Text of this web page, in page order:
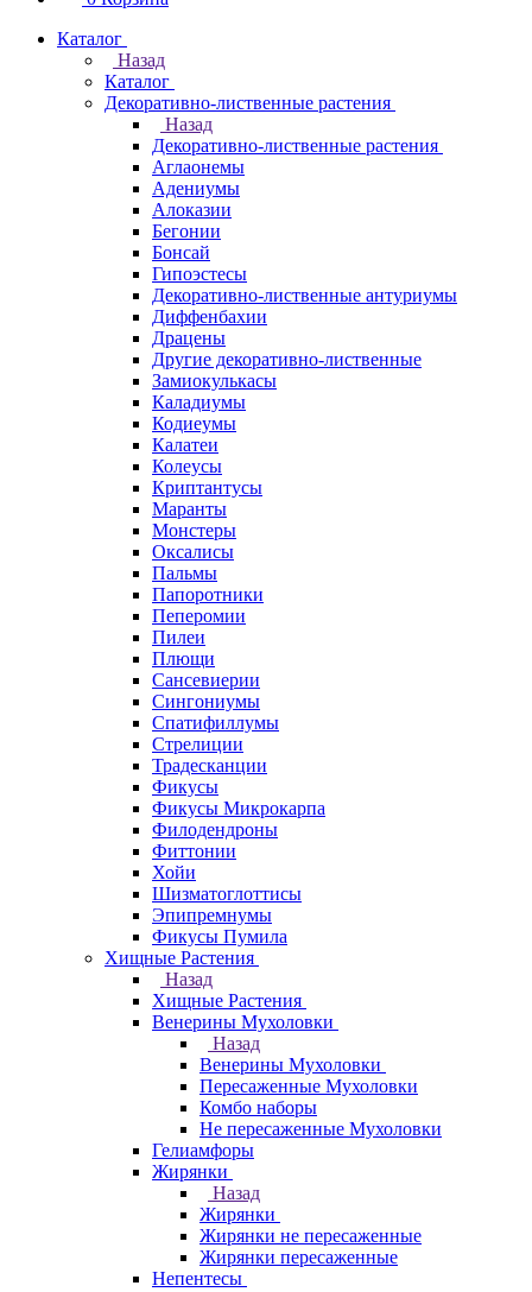
Каталог
Назад
Каталог
Декоративно-лиственные растения
Назад
Декоративно-лиственные растения
Аглаонемы
Адениумы
Алоказии
Бегонии
Бонсай
Гипоэстесы
Декоративно-лиственные антуриумы
Диффенбахии
Драцены
Другие декоративно-лиственные
Замиокулькасы
Каладиумы
Кодиеумы
Калатеи
Колеусы
Криптантусы
Маранты
Монстеры
Оксалисы
Пальмы
Папоротники
Пеперомии
Пилеи
Плющи
Сансевиерии
Сингониумы
Спатифиллумы
Стрелиции
Традесканции
Фикусы
Фикусы Микрокарпа
Филодендроны
Фиттонии
Хойи
Шизматоглоттисы
Эпипремнумы
Фикусы Пумила
Хищные Растения
Назад
Хищные Растения
Венерины Мухоловки
Назад
Венерины Мухоловки
Пересаженные Мухоловки
Комбо наборы
Не пересаженные Мухоловки
Гелиамфоры
Жирянки
Назад
Жирянки
Жирянки не пересаженные
Жирянки пересаженные
Непентесы